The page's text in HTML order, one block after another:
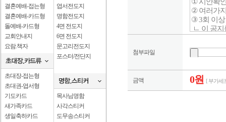
결혼예배-접는형
결혼예배-카드형
돌예배-카드형
교회안내지
요람.책자
초대장-접는형
초대권-엽서형
기도카드
새가족카드
생일축하카드
엽서전도지
명함전도지
4면 전도지
6면 전도지
문고리전도지
포스터/전단지
목사님명함
사각스티커
도무송스티커
첨부파일
금액 0원 [ 부가세